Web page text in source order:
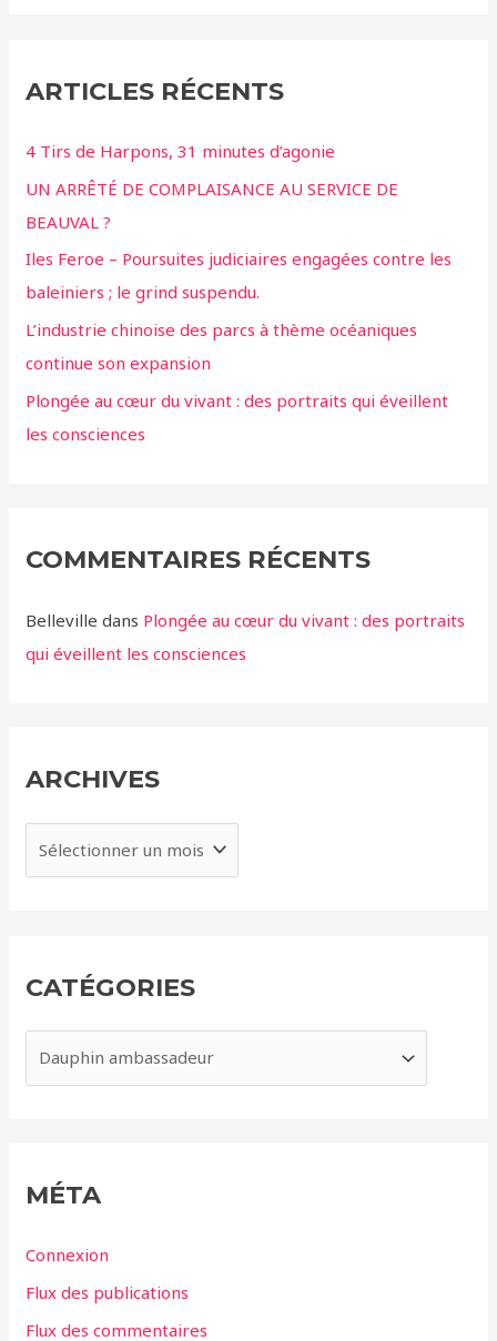
ARTICLES RÉCENTS
4 Tirs de Harpons, 31 minutes d’agonie
UN ARRÊTÉ DE COMPLAISANCE AU SERVICE DE
BEAUVAL ?
Iles Feroe – Poursuites judiciaires engagées contre les
baleiniers ; le grind suspendu.
L’industrie chinoise des parcs à thème océaniques
continue son expansion
Plongée au cœur du vivant : des portraits qui éveillent
les consciences
COMMENTAIRES RÉCENTS
Belleville dans Plongée au cœur du vivant : des portraits
qui éveillent les consciences
ARCHIVES
r
e
CATÉGORIES
a
r
MÉTA
Connexion
Flux des publications
Flux des commentaires